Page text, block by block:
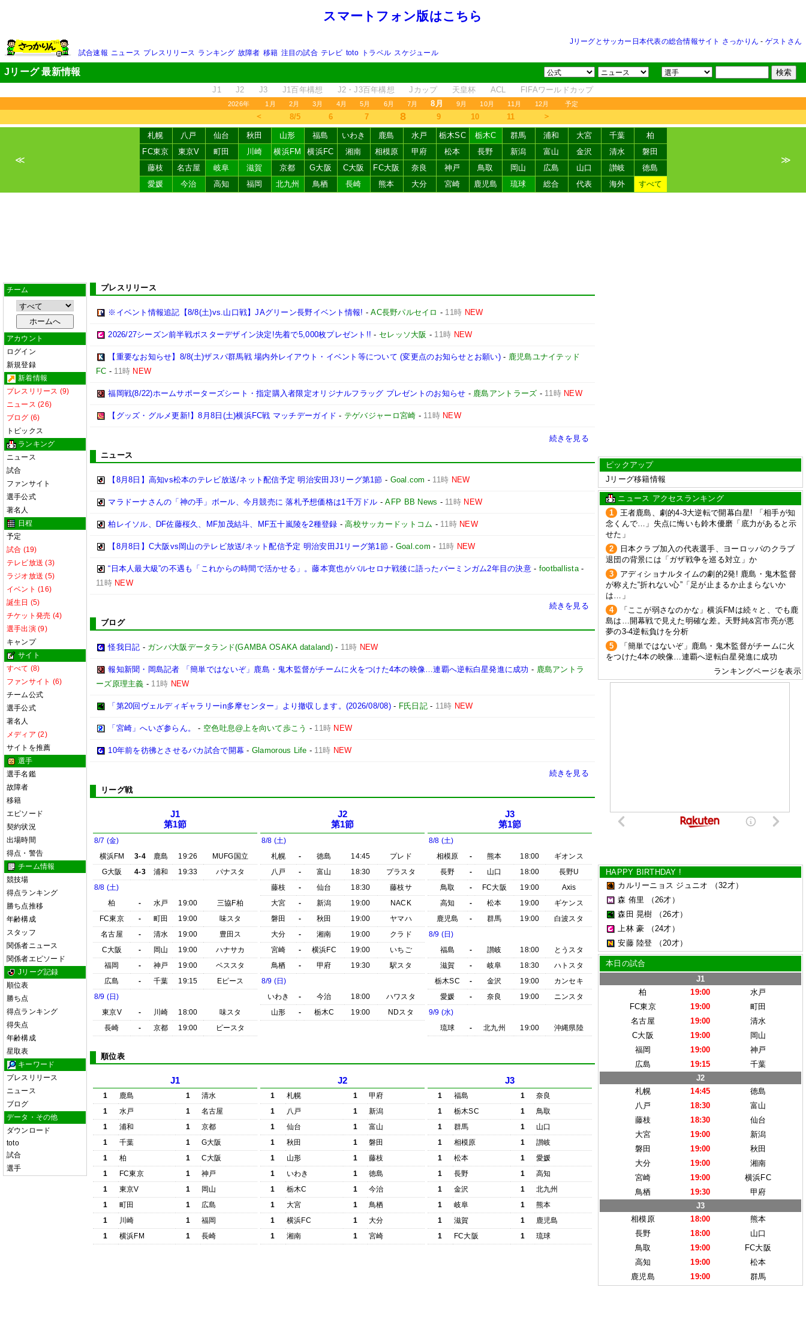
スマートフォン版はこちら
Jリーグとサッカー日本代表の総合情報サイト さっかりん - ゲストさん
試合速報 ニュース プレスリリース ランキング 故障者 移籍 注目の試合 テレビ toto トラベル スケジュール
Jリーグ 最新情報
J1 J2 J3 J1百年構想 J2・J3百年構想 Jカップ 天皇杯 ACL FIFAワールドカップ
2026年 1月 2月 3月 4月 5月 6月 7月 8月 9月 10月 11月 12月 予定
＜ 8/5 6 7 8 9 10 11 ＞
≪
札幌 八戸 仙台 秋田 山形 福島 いわき 鹿島 水戸 栃木SC 栃木C 群馬 浦和 大宮 千葉
柏
FC東京
東京V 町田 川崎 横浜FM 横浜FC 湘南 相模原 甲府 松本 長野 新潟 富山 金沢 清水
磐田
藤枝
名古屋 岐阜 滋賀 京都 G大阪 C大阪 FC大阪 奈良 神戸 鳥取 岡山 広島 山口 讃岐
徳島
愛媛
今治 高知 福岡 北九州 鳥栖 長崎 熊本 大分 宮崎 鹿児島 琉球 総合 代表 海外 すべて
≫
チーム
アカウント
ログイン
新規登録
新着情報
プレスリリース (9)
ニュース (26)
ブログ (6)
トピックス
ランキング
ニュース
試合
ファンサイト
選手公式
著名人
日程
予定
試合 (19)
テレビ放送 (3)
ラジオ放送 (5)
イベント (16)
誕生日 (5)
チケット発売 (4)
選手出演 (9)
キャンプ
サイト
すべて (8)
ファンサイト (6)
チーム公式
選手公式
著名人
メディア (2)
サイトを推薦
選手
選手名鑑
故障者
移籍
エピソード
契約状況
出場時間
得点・警告
チーム情報
競技場
得点ランキング
勝ち点推移
年齢構成
スタッフ
関係者ニュース
関係者エピソード
Jリーグ記録
順位表
勝ち点
得点ランキング
得失点
年齢構成
星取表
キーワード
プレスリリース
ニュース
ブログ
データ・その他
ダウンロード
toto
試合
選手
プレスリリース
※イベント情報追記【8/8(土)vs.山口戦】JAグリーン長野イベント情報! -AC長野パルセイロ - 11時 NEW
2026/27シーズン前半戦ポスターデザイン決定!先着で5,000枚プレゼント!! - セレッソ大阪 - 11時 NEW
【重要なお知らせ】8/8(土)ザスパ群馬戦 場内外レイアウト・イベント等について (変更点のお知らせとお願い)- 鹿児島ユナイテッド
FC - 11時 NEW
福岡戦(8/22)ホームサポーターズシート・指定購入者限定オリジナルフラッグ プレゼントのお知らせ - 鹿島アントラーズ - 11時 NEW
【グッズ・グルメ更新!】8月8日(土)横浜FC戦 マッチデーガイド - テゲバジャーロ宮崎 - 11時 NEW
続きを見る
ニュース
【8月8日】高知vs松本のテレビ放送/ネット配信予定 明治安田J3リーグ第1節 - Goal.com - 11時 NEW
マラドーナさんの「神の手」ボール、今月競売に 落札予想価格は1千万ドル -AFP BB News - 11時 NEW
柏レイソル、DF佐藤桜久、MF加茂結斗、MF五十嵐陵を2種登録 -高校サッカードットコム - 11時 NEW
【8月8日】C大阪vs岡山のテレビ放送/ネット配信予定 明治安田J1リーグ第1節 - Goal.com - 11時 NEW
“日本人最大級”の不遇も「これからの時間で活かせる」。藤本寛也がバルセロナ戦後に語ったバーミンガム2年目の決意- footballista-
11時 NEW
続きを見る
ブログ
怪我日記 - ガンバ大阪データランド(GAMBA OSAKA dataland)- 11時 NEW
報知新聞・岡島記者 「簡単ではないぞ」鹿島・鬼木監督がチームに火をつけた4本の映像…連覇へ逆転白星発進に成功 - 鹿島アントラ
ーズ原理主義 - 11時 NEW
「第20回ヴェルディギャラリーin多摩センター」より撤収します。(2026/08/08) - F氏日記- 11時 NEW
「宮崎」へいざ参らん。 - 空色吐息@上を向いて歩こう - 11時 NEW
10年前を彷彿とさせるバカ試合で開幕 - Glamorous Life - 11時 NEW
続きを見る
リーグ戦
J1
第1節
8/7 (金)
横浜FM
3-4 鹿島 19:26
MUFG国立
G大阪
4-3 浦和 19:33
パナスタ
8/8 (土)
柏
- 水戸 19:00
三協F柏
FC東京
- 町田 19:00
味スタ
名古屋
- 清水 19:00
豊田ス
C大阪
- 岡山 19:00
ハナサカ
福岡
- 神戸 19:00
ベススタ
広島
- 千葉 19:15
Eピース
8/9 (日)
東京V
- 川崎 18:00
味スタ
長崎
- 京都 19:00 ピースタ
J2
第1節
8/8 (土)
札幌
- 徳島 14:45
プレド
八戸
- 富山 18:30
プラスタ
藤枝
- 仙台 18:30
藤枝サ
大宮
- 新潟 19:00
NACK
磐田
- 秋田 19:00
ヤマハ
大分
- 湘南 19:00
クラド
宮崎
- 横浜FC 19:00
いちご
鳥栖
- 甲府 19:30
駅スタ
8/9 (日)
いわき
- 今治 18:00
ハワスタ
山形
- 栃木C 19:00 NDスタ
J3
第1節
8/8 (土)
相模原
- 熊本 18:00
ギオンス
長野
- 山口 18:00
長野U
鳥取
- FC大阪 19:00
Axis
高知
- 松本 19:00
ギケンス
鹿児島
- 群馬 19:00
白波スタ
8/9 (日)
福島
- 讃岐 18:00
とうスタ
滋賀
- 岐阜 18:30
ハトスタ
栃木SC
- 金沢 19:00
カンセキ
愛媛
- 奈良 19:00
ニンスタ
9/9 (水)
琉球
- 北九州 19:00 沖縄県陸
順位表
J1
1 鹿島 1
清水
1
水戸 1
名古屋
1
浦和 1
京都
1
千葉 1
G大阪
1
柏 1
C大阪
1
FC東京 1
神戸
1
東京V 1
岡山
1
町田 1
広島
1
川崎 1
福岡
1
横浜FM 1 長崎
J2
1 札幌 1
甲府
1
八戸 1
新潟
1
仙台 1
富山
1
秋田 1
磐田
1
山形 1
藤枝
1
いわき 1
徳島
1
栃木C 1
今治
1
大宮 1
鳥栖
1
横浜FC 1
大分
1
湘南 1 宮崎
J3
1 福島 1
奈良
1
栃木SC 1
鳥取
1
群馬 1
山口
1
相模原 1
讃岐
1
松本 1
愛媛
1
長野 1
高知
1
金沢 1
北九州
1
岐阜 1
熊本
1
滋賀 1
鹿児島
1
FC大阪 1 琉球
ピックアップ
Jリーグ移籍情報
ニュース アクセスランキング
1
王者鹿島、劇的4-3大逆転で開幕白星! 「相手が知
念くんで…」失点に悔いも鈴木優磨「底力があると示
せた」
2
日本クラブ加入の代表選手、ヨーロッパのクラブ
退団の背景には「ガザ戦争を巡る対立」か
3
アディショナルタイムの劇的2発! 鹿島・鬼木監督
が称えた“折れない心”「足が止まるか止まらないか
は…」
4
「ここが弱さなのかな」横浜FMは続々と、でも鹿
島は…開幕戦で見えた明確な差。天野純&宮市亮が悪
夢の3-4逆転負けを分析
5
「簡単ではないぞ」鹿島・鬼木監督がチームに火
をつけた4本の映像…連覇へ逆転白星発進に成功
ランキングページを表示
HAPPY BIRTHDAY !
カルリーニョス ジュニオ
（32才）
森 侑里
（26才）
森田 晃樹
（26才）
上林 豪
（24才）
安藤 陸登
（20才）
本日の試合
J1
柏
19:00
水戸
FC東京
19:00
町田
名古屋
19:00
清水
C大阪
19:00
岡山
福岡
19:00
神戸
広島
19:15
千葉
J2
札幌
14:45
徳島
八戸
18:30
富山
藤枝
18:30
仙台
大宮
19:00
新潟
磐田
19:00
秋田
大分
19:00
湘南
宮崎
19:00
横浜FC
鳥栖
19:30
甲府
J3
相模原
18:00
熊本
長野
18:00
山口
鳥取
19:00
FC大阪
高知
19:00
松本
鹿児島
19:00 群馬